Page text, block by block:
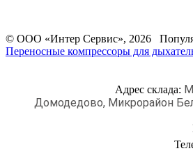
© ООО «Интер Сервис», 2026
Переносные компрессоры для
Адрес склада:
Домодедово, Микрорайон